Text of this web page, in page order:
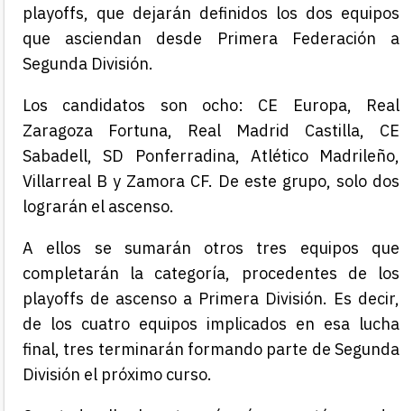
playoffs, que dejarán definidos los dos equipos
que asciendan desde Primera Federación a
Segunda División.
Los candidatos son ocho: CE Europa, Real
Zaragoza Fortuna, Real Madrid Castilla, CE
Sabadell, SD Ponferradina, Atlético Madrileño,
Villarreal B y Zamora CF. De este grupo, solo dos
lograrán el ascenso.
A ellos se sumarán otros tres equipos que
completarán la categoría, procedentes de los
playoffs de ascenso a Primera División. Es decir,
de los cuatro equipos implicados en esa lucha
final, tres terminarán formando parte de Segunda
División el próximo curso.